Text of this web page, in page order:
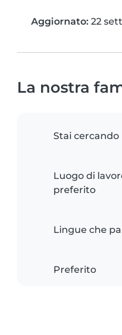
Aggiornato: 22
La nostra
Stai cercando
Luogo di
preferito
Lingue che
Preferito